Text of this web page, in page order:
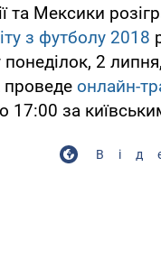
та Мексики
з футболу 2018
понеділок, 2
проведе онлайн-
17:00 за